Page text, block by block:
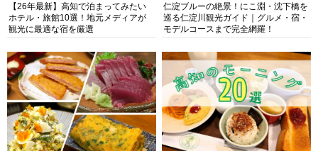
【26年最新】高知で泊まってみたい
ホテル・旅館10選！地元メディアが
観光に最適な宿を厳選
仁淀ブルーの絶景！にこ淵・沈下橋を
巡る仁淀川観光ガイド｜グルメ・宿・
モデルコースまで完全網羅！